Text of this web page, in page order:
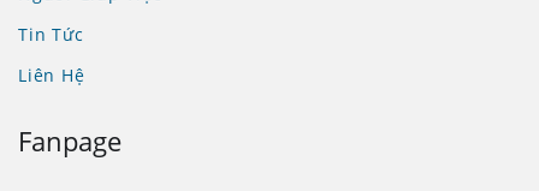
Tin Tức
Liên Hệ
Fanpage